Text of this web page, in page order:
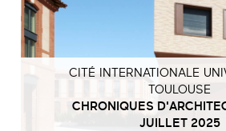
CITÉ INTERNATIONALE
TOULOUSE
CHRONIQUES
JUILLET 2025